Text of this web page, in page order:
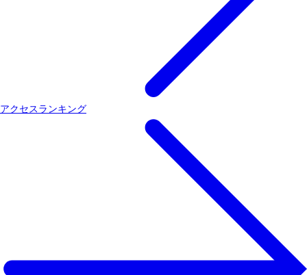
アクセスランキング